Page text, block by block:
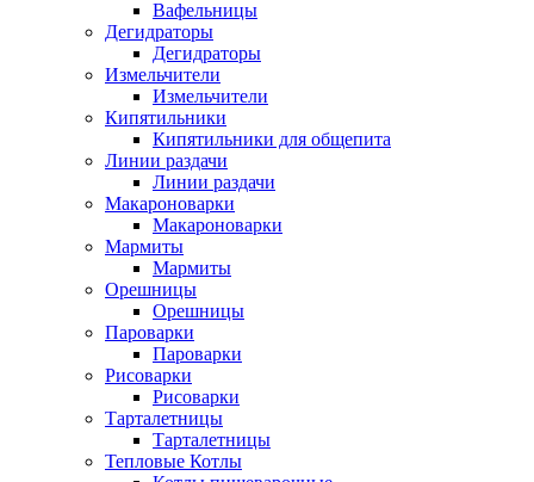
Вафельницы
Дегидраторы
Дегидраторы
Измельчители
Измельчители
Кипятильники
Кипятильники для общепита
Линии раздачи
Линии раздачи
Макароноварки
Макароноварки
Мармиты
Мармиты
Орешницы
Орешницы
Пароварки
Пароварки
Рисоварки
Рисоварки
Тарталетницы
Тарталетницы
Тепловые Котлы